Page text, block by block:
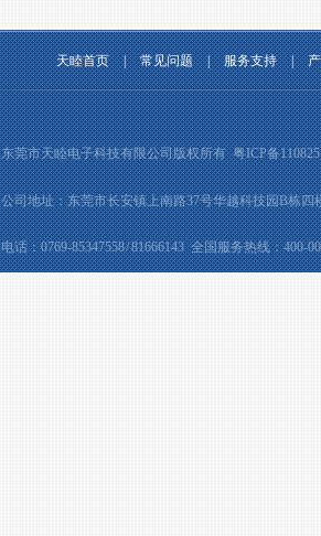
天睦首页 | 常见问题 | 服务支持 |
东莞市天睦电子科技有限公司版权所有粤ICP备
公司地址：东莞市长安镇上南路37号华越科技园B栋四
电话：0769-85347558 / 81666143 全国服务热线：400-